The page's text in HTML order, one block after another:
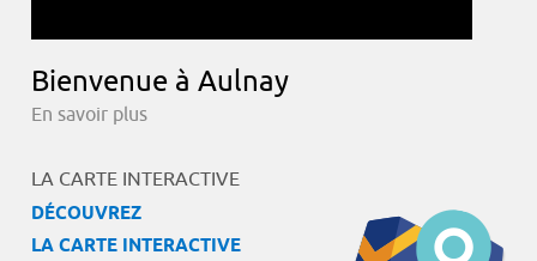
Bienvenue à Aulnay
En savoir plus
LA CARTE INTERACTIVE
DÉCOUVREZ
LA CARTE INTERACTIVE